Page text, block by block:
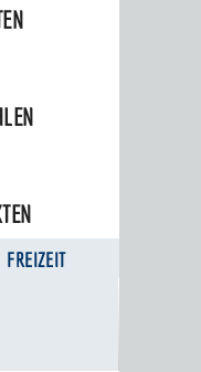
FREIZEIT